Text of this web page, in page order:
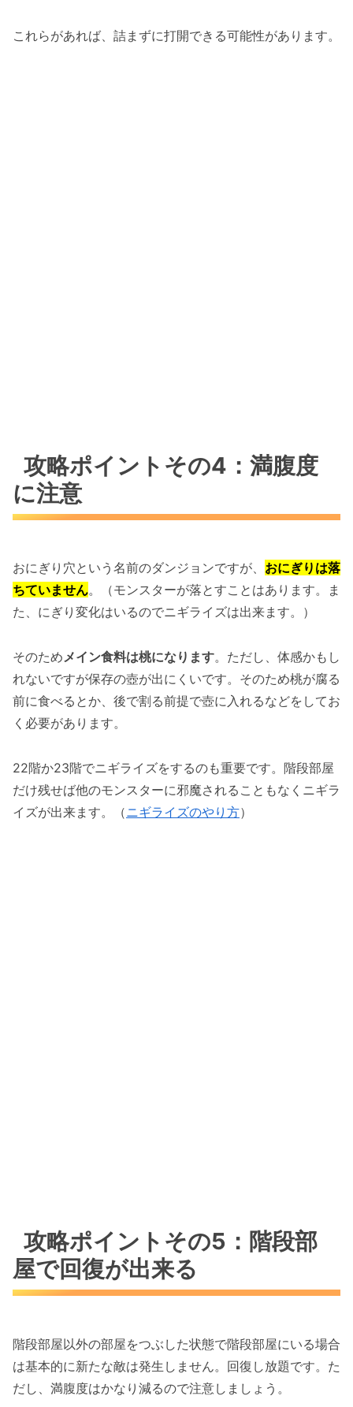
これらがあれば、詰まずに打開できる可能性があります。
攻略ポイントその4：満腹度
に注意
おにぎり穴という名前のダンジョンですが、 おにぎりは落
ちていません。（モンスターが落とすことはあります。ま
た、にぎり変化はいるのでニギライズは出来ます。）
そのため メイン食料は桃になります。ただし、体感かもし
れないですが保存の壺が出にくいです。そのため桃が腐る
前に食べるとか、後で割る前提で壺に入れるなどをしてお
く必要があります。
22階か23階でニギライズをするのも重要です。階段部屋
だけ残せば他のモンスターに邪魔されることもなくニギラ
イズが出来ます。（ニギライズのやり方）
攻略ポイントその5：階段部
屋で回復が出来る
階段部屋以外の部屋をつぶした状態で階段部屋にいる場合
は基本的に新たな敵は発生しません。回復し放題です。た
だし、満腹度はかなり減るので注意しましょう。